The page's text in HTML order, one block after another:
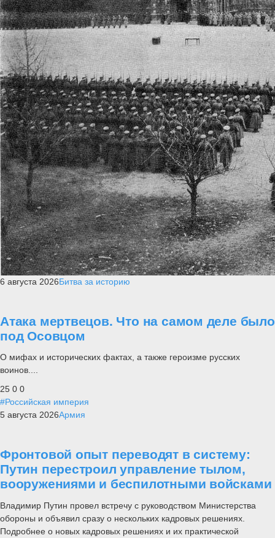
6 августа 2026Битва за историю
Атака мертвецов. Что на самом деле было
под Осовцом
О мифах и исторических фактах, а также героизме русских
воинов....
25 0 0
#Российская империя
5 августа 2026Армия
Фронтовой опыт переводят в систему:
Путин перестроил управление тылом,
вооружениями и беспилотными войсками
Владимир Путин провел встречу с руководством Министерства
обороны и объявил сразу о нескольких кадровых решениях.
Подробнее о новых кадровых решениях и их практической